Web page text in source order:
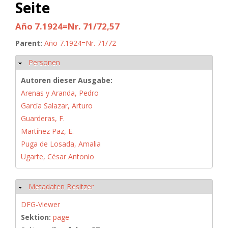
Seite
Año 7.1924=Nr. 71/72,57
Parent: Año 7.1924=Nr. 71/72
Ausblenden
Personen
Autoren dieser Ausgabe:
Arenas y Aranda, Pedro
García Salazar, Arturo
Guarderas, F.
Martínez Paz, E.
Puga de Losada, Amalia
Ugarte, César Antonio
Ausblenden
Metadaten Besitzer
DFG-Viewer
Sektion: page